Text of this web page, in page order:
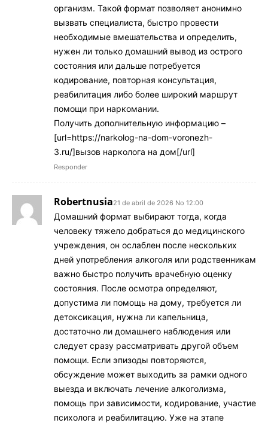
организм. Такой формат позволяет анонимно
вызвать специалиста, быстро провести
необходимые вмешательства и определить,
нужен ли только домашний вывод из острого
состояния или дальше потребуется
кодирование, повторная консультация,
реабилитация либо более широкий маршрут
помощи при наркомании.
Получить дополнительную информацию –
[url=https://narkolog-na-dom-voronezh-
3.ru/]вызов нарколога на дом[/url]
Responder
Robertnusia21 de abril de 2026 No 12:00
Домашний формат выбирают тогда, когда
человеку тяжело добраться до медицинского
учреждения, он ослаблен после нескольких
дней употребления алкоголя или родственникам
важно быстро получить врачебную оценку
состояния. После осмотра определяют,
допустима ли помощь на дому, требуется ли
детоксикация, нужна ли капельница,
достаточно ли домашнего наблюдения или
следует сразу рассматривать другой объем
помощи. Если эпизоды повторяются,
обсуждение может выходить за рамки одного
выезда и включать лечение алкоголизма,
помощь при зависимости, кодирование, участие
психолога и реабилитацию. Уже на этапе